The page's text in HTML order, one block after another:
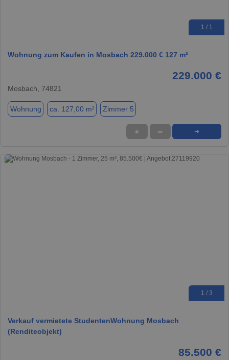
1 / 1
Wohnung zum Kaufen in Mosbach 229.000 € 127 m²
229.000 €
Mosbach, 74821
Wohnung ca. 127,00 m² Zimmer 5
★ ➦ ➜
1 / 3
Verkauf vermietete StudentenWohnung Mosbach
(Renditeobjekt)
85.500 €